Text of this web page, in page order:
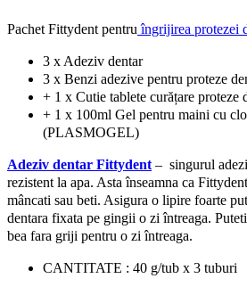
Pachet Fittydent pentru îngrijirea protezei
3 x Adeziv dentar
3 x Benzi adezive pentru proteze
+ 1 x Cutie tablete curățare proteze
+ 1 x 100ml Gel pentru maini cu
(PLASMOGEL)
Adeziv dentar Fittydent – singurul
rezistent la apa. Asta înseamna ca
mâncati sau beti. Asigura o lipire foarte
dentara fixata pe gingii o zi întreaga.
bea fara griji pentru o zi întreaga.
CANTITATE : 40 g/tub x 3 tuburi